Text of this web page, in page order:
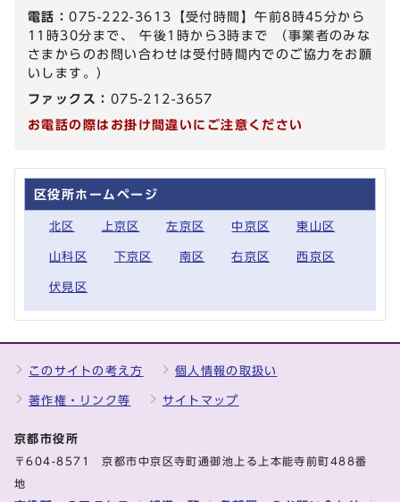
電話：075-222-3613【受付時間】午前8時45分から
11時30分まで、 午後1時から3時まで （事業者のみな
さまからのお問い合わせは受付時間内でのご協力をお願
いします。）
ファックス： 075-212-3657
お電話の際はお掛け間違いにご注意ください
区役所ホームページ
北区 上京区 左京区 中京区 東山区
山科区 下京区 南区 右京区 西京区
伏見区
このサイトの考え方 個人情報の取扱い
著作権・リンク等 サイトマップ
京都市役所
〒604-8571 京都市中京区寺町通御池上る上本能寺前町488番
地